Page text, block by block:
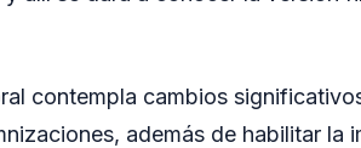
contempla cambios
además de habilitar la